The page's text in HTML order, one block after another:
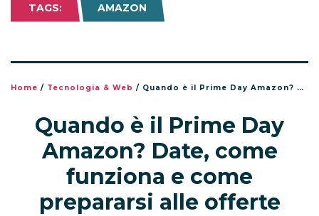
TAGS: AMAZON
Home / Tecnologia & Web / Quando è il Prime Day Amazon? Date, come funziona e come prepararsi alle offerte
Quando è il Prime Day
Amazon? Date, come
funziona e come
prepararsi alle offerte